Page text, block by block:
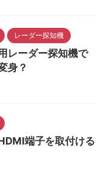
レーダー探知機
レーダー探知機で
身？
端子を取付ける